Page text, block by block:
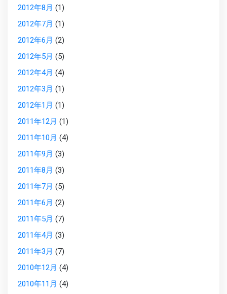
2012年8月 (1)
2012年7月 (1)
2012年6月 (2)
2012年5月 (5)
2012年4月 (4)
2012年3月 (1)
2012年1月 (1)
2011年12月 (1)
2011年10月 (4)
2011年9月 (3)
2011年8月 (3)
2011年7月 (5)
2011年6月 (2)
2011年5月 (7)
2011年4月 (3)
2011年3月 (7)
2010年12月 (4)
2010年11月 (4)